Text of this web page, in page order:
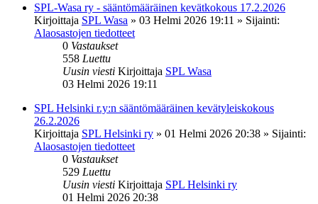
SPL-Wasa ry - sääntömääräinen kevätkokous 17.2.2026
Kirjoittaja SPL Wasa » 03 Helmi 2026 19:11 » Sijainti:
Alaosastojen tiedotteet
0 Vastaukset
558 Luettu
Uusin viesti Kirjoittaja SPL Wasa
03 Helmi 2026 19:11
SPL Helsinki r.y:n sääntömääräinen kevätyleiskokous
26.2.2026
Kirjoittaja SPL Helsinki ry » 01 Helmi 2026 20:38 » Sijainti:
Alaosastojen tiedotteet
0 Vastaukset
529 Luettu
Uusin viesti Kirjoittaja SPL Helsinki ry
01 Helmi 2026 20:38